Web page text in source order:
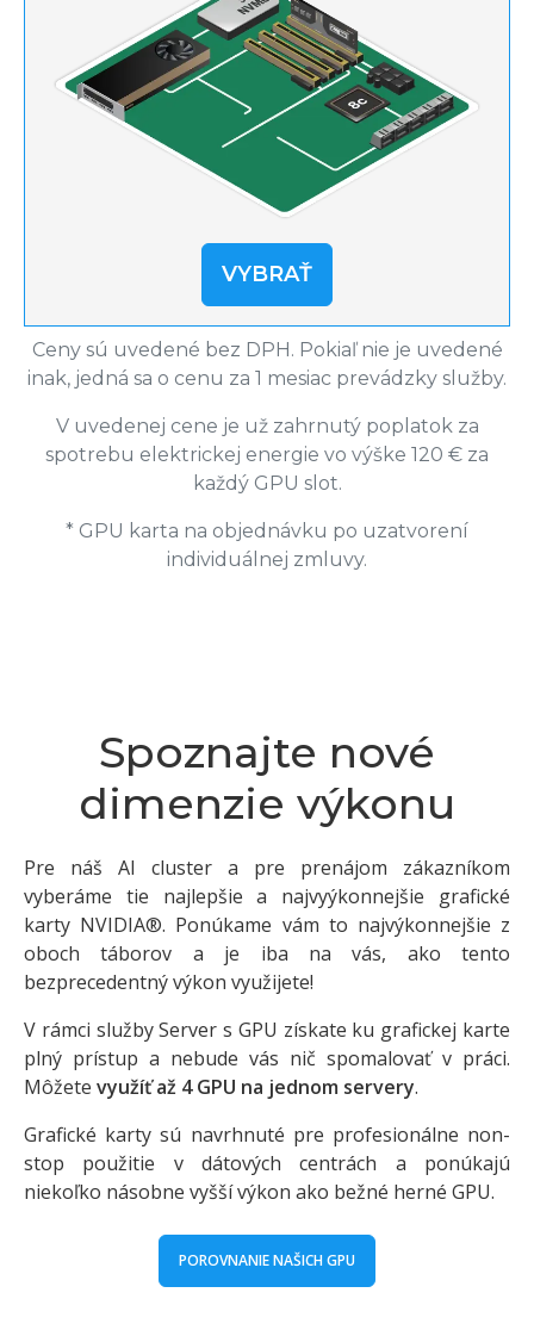
VYBRAŤ
Ceny sú uvedené bez DPH. Pokiaľ nie je uvedené
inak, jedná sa o cenu za 1 mesiac prevádzky služby.
V uvedenej cene je už zahrnutý poplatok za
spotrebu elektrickej energie vo výške 120 € za
každý GPU slot.
* GPU karta na objednávku po uzatvorení
individuálnej zmluvy.
Spoznajte nové
dimenzie výkonu
Pre náš AI cluster a pre prenájom zákazníkom
vyberáme tie najlepšie a najvyýkonnejšie grafické
karty NVIDIA®. Ponúkame vám to najvýkonnejšie z
oboch táborov a je iba na vás, ako tento
bezprecedentný výkon využijete!
V rámci služby Server s GPU získate ku grafickej karte
plný prístup a nebude vás nič spomalovať v práci.
Môžete využíť až 4 GPU na jednom servery.
Grafické karty sú navrhnuté pre profesionálne non-
stop použitie v dátových centrách a ponúkajú
niekoľko násobne vyšší výkon ako bežné herné GPU.
POROVNANIE NAŠICH GPU